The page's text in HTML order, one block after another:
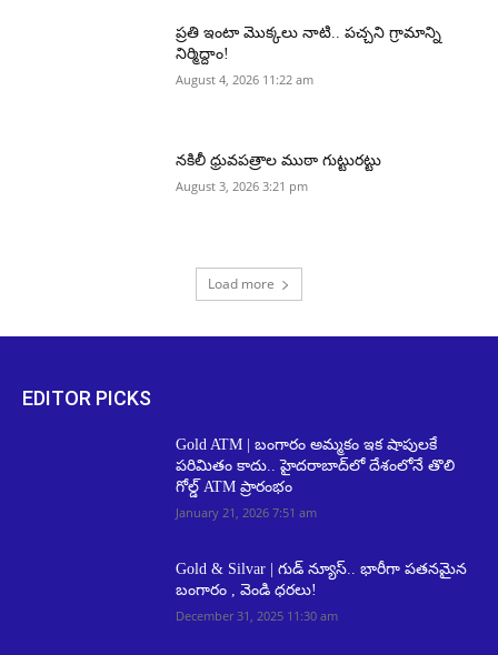
ప్రతి ఇంటా మొక్కలు నాటి.. పచ్చని గ్రామాన్ని
నిర్మిద్దాం!
August 4, 2026 11:22 am
నకిలీ ధ్రువపత్రాల ముఠా గుట్టురట్టు
August 3, 2026 3:21 pm
Load more
EDITOR PICKS
Gold ATM | బంగారం అమ్మకం ఇక షాపులకే
పరిమితం కాదు.. హైదరాబాద్‌లో దేశంలోనే తొలి
గోల్డ్ ATM ప్రారంభం
January 21, 2026 7:51 am
Gold & Silvar | గుడ్ న్యూస్.. భారీగా పతనమైన
బంగారం , వెండి ధరలు!
December 31, 2025 11:30 am